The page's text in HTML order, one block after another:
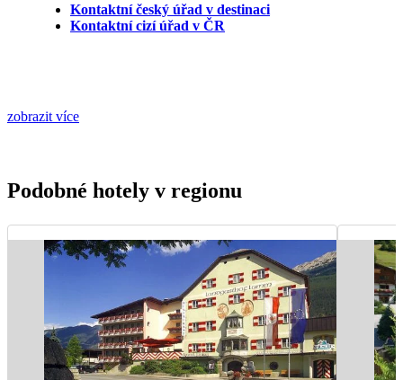
Kontaktní český úřad v destinaci
Kontaktní cizí úřad v ČR
zobrazit více
Podobné hotely v regionu